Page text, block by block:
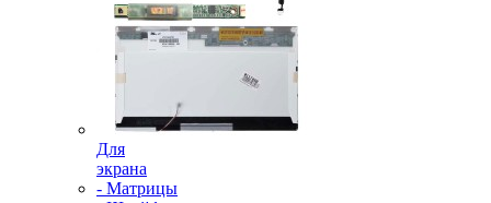
Для
экрана
- Матрицы